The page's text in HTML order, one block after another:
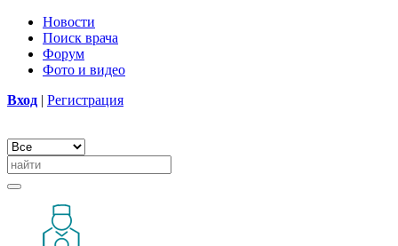
Новости
Поиск врача
Форум
Фото и видео
Вход | Регистрация